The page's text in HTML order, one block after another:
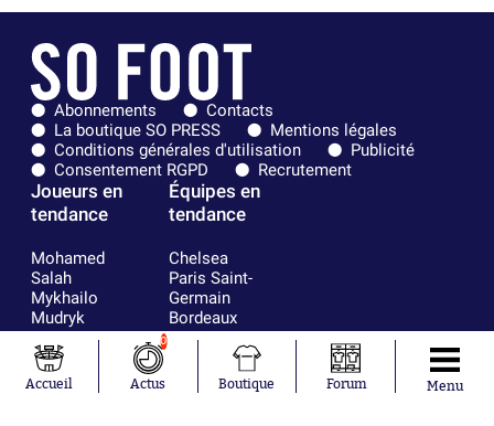
Abonnements
Contacts
La boutique SO PRESS
Mentions légales
Conditions générales d'utilisation
Publicité
Consentement RGPD
Recrutement
Joueurs en
tendance
Mohamed
Salah
Mykhailo
Mudryk
Neymar
Khalis Merah
Loïs Openda
Équipes en
tendance
Chelsea
Paris Saint-
Germain
Bordeaux
Olympique
Real Madrid
Accueil
0
Actus Boutique Forum Menu